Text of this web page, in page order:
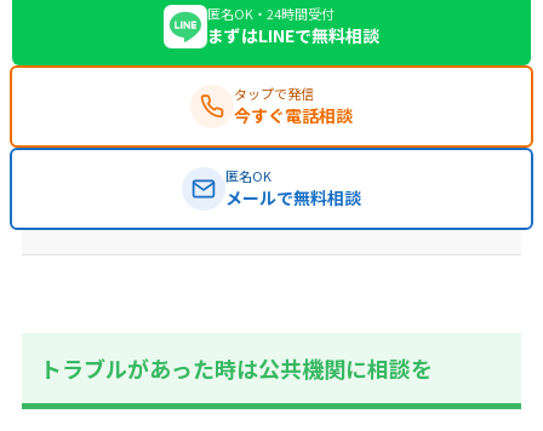
匿名OK・24時間受付
まずはLINEで無料相談
タップで発信
今すぐ電話相談
匿名OK
メールで無料相談
トラブルがあった時は公共機関に相談を